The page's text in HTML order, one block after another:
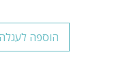
הוספה לעגלה